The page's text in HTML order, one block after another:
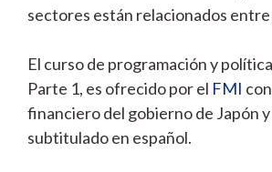
sectores están relacionados entre
El curso de programación y
Parte 1, es ofrecido por el FMI
financiero del gobierno de Japón
subtitulado en español.